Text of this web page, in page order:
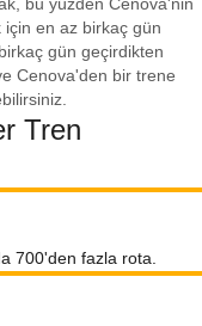
en az birkaç gün
gün geçirdikten
Cenova'den bir trene
Tren
700'den fazla rota.